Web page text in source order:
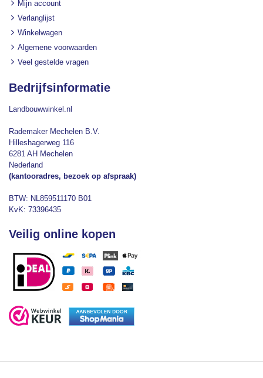
Mijn account
Verlanglijst
Winkelwagen
Algemene voorwaarden
Veel gestelde vragen
Bedrijfsinformatie
Landbouwwinkel.nl
Rademaker Mechelen B.V.
Hilleshagerweg 116
6281 AH Mechelen
Nederland
(kantooradres, bezoek op afspraak)
BTW: NL859511170 B01
KvK: 73396435
Veilig online kopen